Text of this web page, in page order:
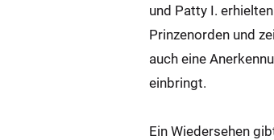
und Patty I.
Prinzenorden und
auch eine
einbringt.
Ein Wiedersehen